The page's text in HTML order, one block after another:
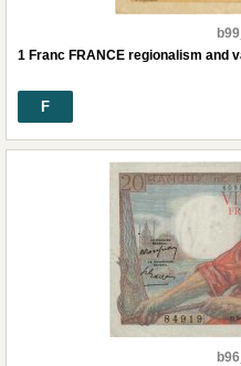
1 Franc FRANCE regionalism and
F